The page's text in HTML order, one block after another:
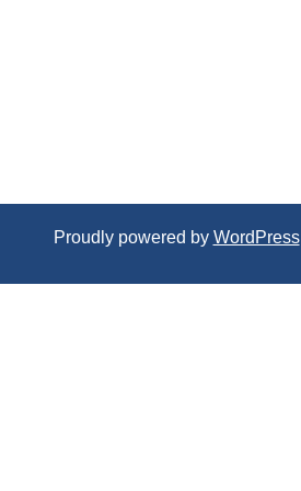
Proudly powered by WordPress